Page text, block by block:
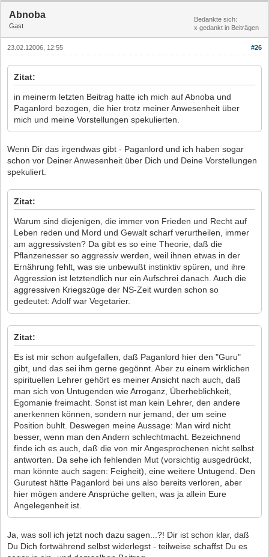
Abnoba
Gast
Bedankte sich:
x gedankt in Beiträgen
#26
23.02.12006, 12:55
Zitat:
in meinerm letzten Beitrag hatte ich mich auf Abnoba und
Paganlord bezogen, die hier trotz meiner Anwesenheit über
mich und meine Vorstellungen spekulierten.
Wenn Dir das irgendwas gibt - Paganlord und ich haben sogar
schon vor Deiner Anwesenheit über Dich und Deine Vorstellungen
spekuliert.
Zitat:
Warum sind diejenigen, die immer von Frieden und Recht auf
Leben reden und Mord und Gewalt scharf verurtheilen, immer
am aggressivsten? Da gibt es so eine Theorie, daß die
Pflanzenesser so aggressiv werden, weil ihnen etwas in der
Ernährung fehlt, was sie unbewußt instinktiv spüren, und ihre
Aggression ist letztendlich nur ein Aufschrei danach. Auch die
aggressiven Kriegszüge der NS-Zeit wurden schon so
gedeutet: Adolf war Vegetarier.
Zitat:
Es ist mir schon aufgefallen, daß Paganlord hier den "Guru"
gibt, und das sei ihm gerne gegönnt. Aber zu einem wirklichen
spirituellen Lehrer gehört es meiner Ansicht nach auch, daß
man sich von Untugenden wie Arroganz, Überheblichkeit,
Egomanie freimacht. Sonst ist man kein Lehrer, den andere
anerkennen können, sondern nur jemand, der um seine
Position buhlt. Deswegen meine Aussage: Man wird nicht
besser, wenn man den Andern schlechtmacht. Bezeichnend
finde ich es auch, daß die von mir Angesprochenen nicht selbst
antworten. Da sehe ich fehlenden Mut (vorsichtig ausgedrückt,
man könnte auch sagen: Feigheit), eine weitere Untugend. Den
Gurutest hätte Paganlord bei uns also bereits verloren, aber
hier mögen andere Ansprüche gelten, was ja allein Eure
Angelegenheit ist.
Ja, was soll ich jetzt noch dazu sagen...?! Dir ist schon klar, daß
Du Dich fortwährend selbst widerlegst - teilweise schaffst Du es